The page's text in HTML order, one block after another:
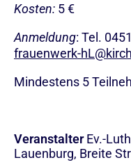
Kosten: 5 €
Anmeldung: Tel.
frauenwerk-
Mindestens 5
Veranstalter Ev.-
Lauenburg, Breite